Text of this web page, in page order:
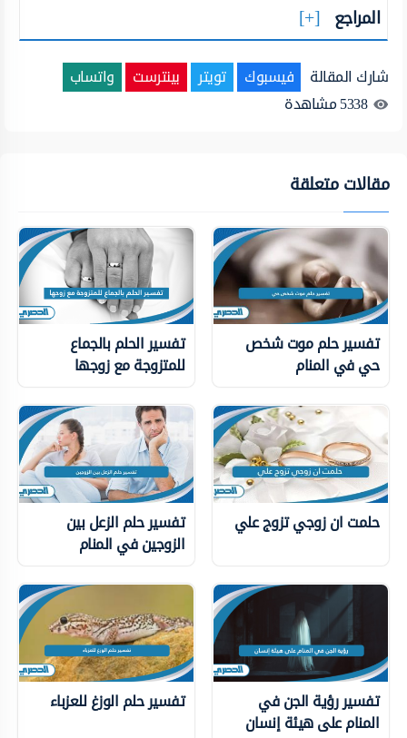
المراجع
شارك المقالة فيسبوك تويتر بينترست
واتساب
5338مشاهدة
مقالات متعلقة
تفسير حلم موت شخص
حي في المنام
تفسير الحلم بالجماع
للمتزوجة مع زوجها
حلمت ان زوجي تزوج علي تفسير حلم الزعل بين
الزوجين في المنام
تفسير رؤية الجن في
المنام على هيئة إنسان
تفسير حلم الوزغ للعزباء